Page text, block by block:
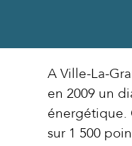
A Ville-La-
en 2009 un
énergétique.
sur 1 500